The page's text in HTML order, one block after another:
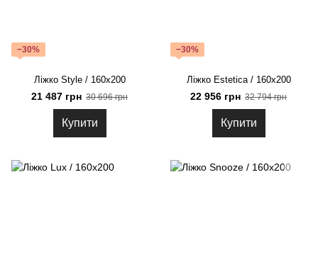
−30%
Ліжко Style / 160х200
21 487 грн 30 696 грн
Купити
−30%
Ліжко Estetica / 160х200
22 956 грн 32 794 грн
Купити